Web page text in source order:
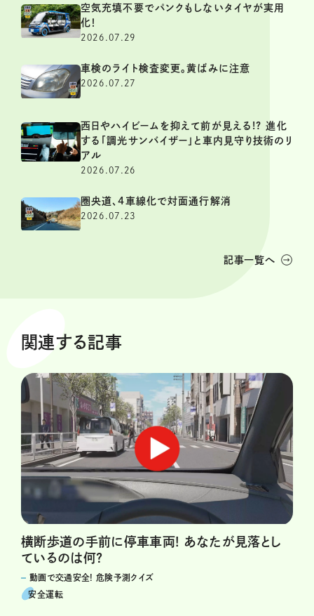
空気充填不要でパンクもしないタイヤが実用
化！
2026.07.29
車検のライト検査変更。黄ばみに注意
2026.07.27
西日やハイビームを抑えて前が見える!? 進化
する「調光サンバイザー」と車内見守り技術のリ
アル
2026.07.26
圏央道、4車線化で対面通行解消
2026.07.23
記事一覧へ
関連する記事
横断歩道の手前に停車車両! あなたが見落とし
ているのは何?
動画で交通安全! 危険予測クイズ
安全運転